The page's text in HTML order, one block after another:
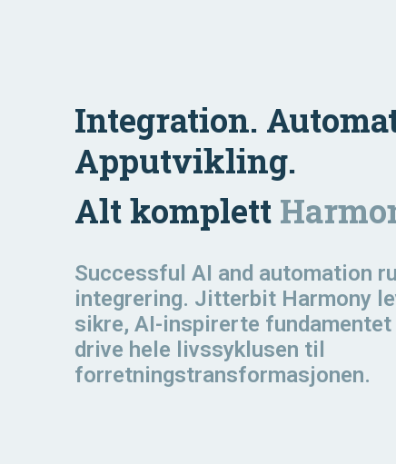
Integration.
Apputvikling.
Alt komplett
Successful AI and automation
integrering. Jitterbit Harmony
sikre, AI-inspirerte
drive hele livssyklusen til
forretningstransformasjonen.